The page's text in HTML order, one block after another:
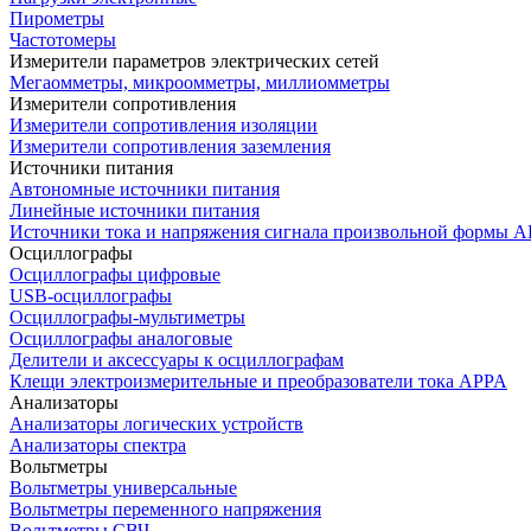
Пирометры
Частотомеры
Измерители параметров электрических сетей
Мегаомметры, микроомметры, миллиомметры
Измерители сопротивления
Измерители сопротивления изоляции
Измерители сопротивления заземления
Источники питания
Автономные источники питания
Линейные источники питания
Источники тока и напряжения сигнала произвольной формы
Осциллографы
Осциллографы цифровые
USB-осциллографы
Осциллографы-мультиметры
Осциллографы аналоговые
Делители и аксессуары к осциллографам
Клещи электроизмерительные и преобразователи тока APPA
Анализаторы
Анализаторы логических устройств
Анализаторы спектра
Вольтметры
Вольтметры универсальные
Вольтметры переменного напряжения